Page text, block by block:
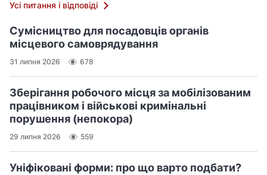
Усі питання і відповіді
Сумісництво для посадовців органів
місцевого самоврядування
31 липня 2026 678
Зберігання робочого місця за мобілізованим
працівником і військові кримінальні
порушення (непокора)
29 липня 2026 559
Уніфіковані форми: про що варто подбати?